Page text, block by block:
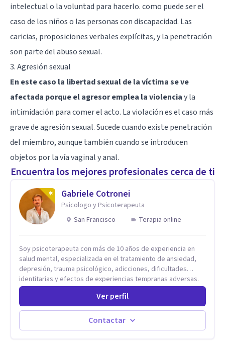
intelectual o la voluntad para hacerlo. como puede ser el
caso de los niños o las personas con discapacidad. Las
caricias, proposiciones verbales explícitas, y la penetración
son parte del abuso sexual.
3. Agresión sexual
En este caso la libertad sexual de la víctima se ve
afectada porque el agresor emplea la violenciay la
intimidación para comer el acto. La violación es el caso más
grave de agresión sexual. Sucede cuando existe penetración
del miembro, aunque también cuando se introducen
objetos por la vía vaginal y anal.
Encuentra los mejores profesionales cerca de ti
Gabriele Cotronei
Psicologo y Psicoterapeuta
San Francisco
Terapia online
Soy psicoterapeuta con más de 10 años de experiencia en
salud mental, especializada en el tratamiento de ansiedad,
depresión, trauma psicológico, adicciones, dificultades
identitarias y efectos de experiencias tempranas adversas.
Ofrezco un espacio terapéutico seguro, confidencial y
profundamente humano, donde el dolor emocional puede
transformarse en autoconocimiento, regulación emocional y
psicoanálisis, terapia somática y de trauma, psicología
Ver perfil
Contactar